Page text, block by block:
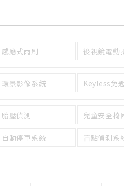
感應式雨刷 後視鏡電動
環景影像系統 Keyless免
胎壓偵測 兒童安全椅
自動停車系統 盲點偵測系